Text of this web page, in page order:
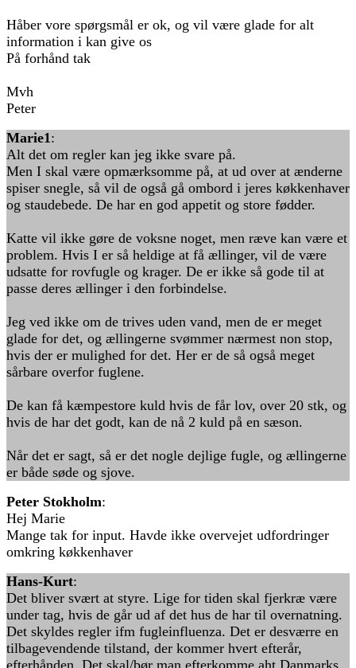
Håber vore spørgsmål er ok, og vil være glade for alt
information i kan give os
På forhånd tak
Mvh
Peter
Marie1:
Alt det om regler kan jeg ikke svare på.
Men I skal være opmærksomme på, at ud over at ænderne
spiser snegle, så vil de også gå ombord i jeres køkkenhaver
og staudebede. De har en god appetit og store fødder.
Katte vil ikke gøre de voksne noget, men ræve kan være et
problem. Hvis I er så heldige at få ællinger, vil de være
udsatte for rovfugle og krager. De er ikke så gode til at
passe deres ællinger i den forbindelse.
Jeg ved ikke om de trives uden vand, men de er meget
glade for det, og ællingerne svømmer nærmest non stop,
hvis der er mulighed for det. Her er de så også meget
sårbare overfor fuglene.
De kan få kæmpestore kuld hvis de får lov, over 20 stk, og
hvis de har det godt, kan de nå 2 kuld på en sæson.
Når det er sagt, så er det nogle dejlige fugle, og ællingerne
er både søde og sjove.
Peter Stokholm:
Hej Marie
Mange tak for input. Havde ikke overvejet udfordringer
omkring køkkenhaver
Hans-Kurt:
Det bliver svært at styre. Lige for tiden skal fjerkræ være
under tag, hvis de går ud af det hus de har til overnatning.
Det skyldes regler ifm fugleinfluenza. Det er desværre en
tilbagevendende tilstand, der kommer hvert efterår,
efterhånden. Det skal/bør man efterkomme aht Danmarks